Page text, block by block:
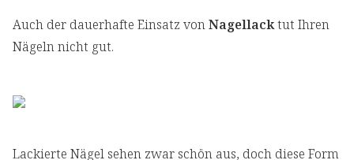
Auch der dauerhafte Einsatz vonNagellacktut Ihren
Nägeln nicht gut.
Lackierte Nägel sehen zwar schön aus, doch diese Form